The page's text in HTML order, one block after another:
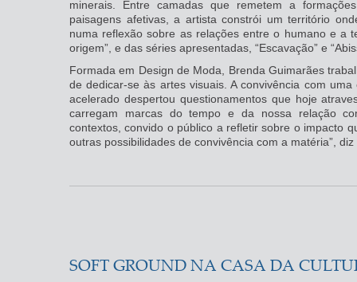
minerais. Entre camadas que remetem a
paisagens afetivas, a artista constrói um território
numa reflexão sobre as relações entre o humano e a
origem”, e das séries apresentadas, “Escavação” e
Formada em Design de Moda, Brenda Guimarães
de dedicar-se às artes visuais. A convivência com
acelerado despertou questionamentos que hoje
carregam marcas do tempo e da nossa relação
contextos, convido o público a refletir sobre o impacto
outras possibilidades de convivência com a matéria”,
SOFT GROUND NA CASA DA